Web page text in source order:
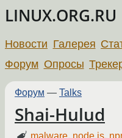
LINUX.ORG.RU
Новости Галерея
Форум Опросы
Форум — Talks
Shai-Hulud